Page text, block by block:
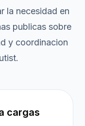
la necesidad en
publicas sobre
y coordinacion
cargas